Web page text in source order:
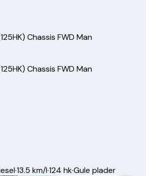
Chassis FWD Man
Chassis FWD Man
·13.5 km/l·124 hk·Gule plader